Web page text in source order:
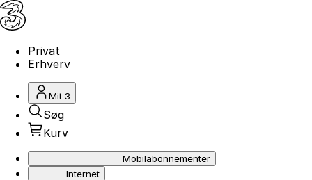
Privat
Erhverv
Mit 3
Søg
Kurv
Mobilabonnementer
Internet